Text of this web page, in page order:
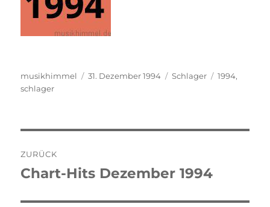
Autor
musikhimmel
Veröffentlicht
31. Dezember 1994 Kategorien
Schlager Schlagwörter
1994,
schlager
ZURÜCK
Vorheriger
Chart-Hits Dezember 1994